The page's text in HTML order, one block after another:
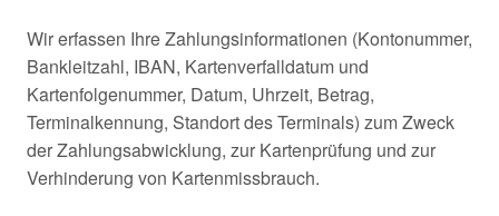
Wir erfassen Ihre Zahlungsinformationen (Kontonummer,
Bankleitzahl, IBAN, Kartenverfalldatum und
Kartenfolgenummer, Datum, Uhrzeit, Betrag,
Terminalkennung, Standort des Terminals) zum Zweck
der Zahlungsabwicklung, zur Kartenprüfung und zur
Verhinderung von Kartenmissbrauch.